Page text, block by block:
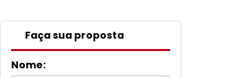
Faça sua proposta
Nome: